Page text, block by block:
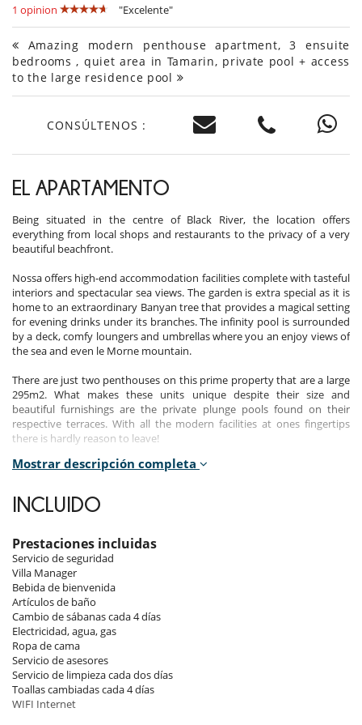
1 opinion "Excelente"
Amazing modern penthouse apartment, 3 ensuite
bedrooms , quiet area in Tamarin, private pool + access
to the large residence pool
CONSÚLTENOS :
EL APARTAMENTO
Being situated in the centre of Black River, the location offers
everything from local shops and restaurants to the privacy of a very
beautiful beachfront.
Nossa offers high-end accommodation facilities complete with tasteful
interiors and spectacular sea views. The garden is extra special as it is
home to an extraordinary Banyan tree that provides a magical setting
for evening drinks under its branches. The infinity pool is surrounded
by a deck, comfy loungers and umbrellas where you an enjoy views of
the sea and even le Morne mountain.
There are just two penthouses on this prime property that are a large
295m2. What makes these units unique despite their size and
beautiful furnishings are the private plunge pools found on their
respective terraces. With all the modern facilities at ones fingertips
there is hardly reason to leave!
Layout:
Penthouses with private plunge pool. All apartments have 3 en suite
bedrooms.
Bedrooms:
- King Size Bed in Master Bedroom, Queen Size in Bedroom 2 and twin
single beds in Bedroom 3
- A/C and ceiling fans in all rooms
- Flat-screen 32” LCD television
- Designer wardrobes
- Mini Safe in Master bedroom
Kitchen:
Mostrar descripción completa
INCLUIDO
Prestaciones incluidas
Servicio de seguridad
Villa Manager
Bebida de bienvenida
Artículos de baño
Cambio de sábanas cada 4 días
Electricidad, agua, gas
Ropa de cama
Servicio de asesores
Servicio de limpieza cada dos días
Toallas cambiadas cada 4 días
WIFI Internet